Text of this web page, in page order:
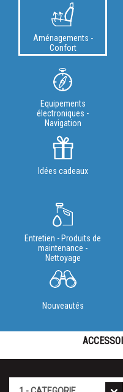
Aménagements -
Confort
Equipements
électroniques -
Navigation
Idées cadeaux
Entretien - Produits de
maintenance -
Nettoyage
Nouveautés